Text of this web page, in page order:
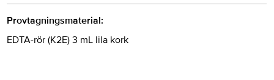
Provtagningsmaterial:
EDTA-rör (K2E) 3 mL lila kork